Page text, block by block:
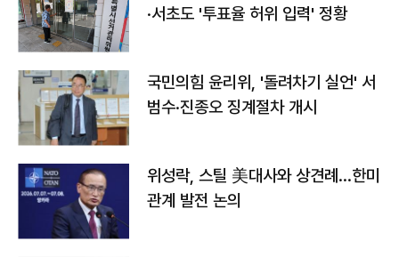
·서초도 '투표율 허위 입력' 정황
국민의힘 윤리위, '돌려차기 실언' 서
범수·진종오 징계절차 개시
위성락, 스틸 美대사와 상견례…한미
관계 발전 논의